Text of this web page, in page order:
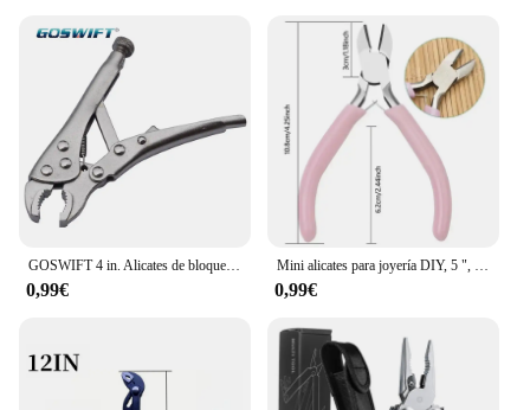
GOSWIFT 4 in. Alicates de bloqueo de mandíbula curvada, Mini Alicates de bloqueo
0,99€
Mini alicates para joyería DIY, 5 ", artesanía con punta de aguja, punta redonda, punta larga, nariz doblada, alicates con cremallera, amante de la línea para herramientas de cuentas
0,99€